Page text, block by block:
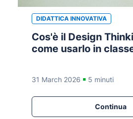
DIDATTICA INNOVATIVA
Cos'è il Design
come usarlo in
31 March 2026 5 minuti
Continua